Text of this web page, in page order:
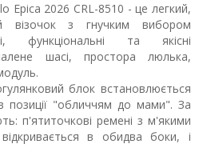
Epica 2026 CRL-8510 - це легкий,
візочок з гнучким вибором
функціональні та якісні
шасі, простора люлька,
блок встановлюється
позиції "обличчям до мами". За
п'ятиточкові ремені з м'якими
в обидва боки, і